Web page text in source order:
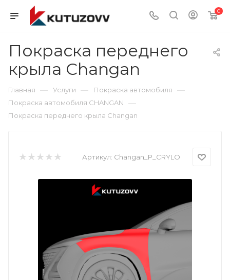
0
Покраска переднего
крыла Changan
Главная — Услуги — Покраска автомобиля —
Покраска автомобиля CHANGAN —
Покраска переднего крыла Changan
Артикул: Changan_P_CRYLO